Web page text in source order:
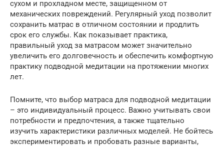
сухом и прохладном месте, защищенном от
механических повреждений. Регулярный уход позволит
сохранить матрас в отличном состоянии и продлить
срок его службы. Как показывает практика,
правильный уход за матрасом может значительно
увеличить его долговечность и обеспечить комфортную
практику подводной медитации на протяжении многих
лет.
Помните, что выбор матраса для подводной медитации
– это индивидуальный процесс. Важно учитывать свои
потребности и предпочтения, а также тщательно
изучить характеристики различных моделей. Не бойтесь
экспериментировать и пробовать разные варианты,